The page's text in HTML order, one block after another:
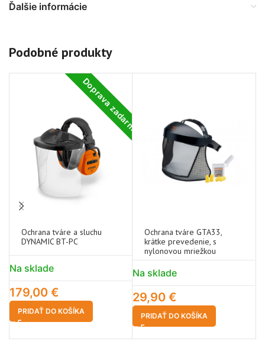
Ďalšie informácie
Podobné produkty
Doprava zadarmo
Ochrana tváre a sluchu
DYNAMIC BT-PC
Na sklade
179,00 €
PRIDAŤ DO KOŠÍKA
Ochrana tváre GTA33,
krátke prevedenie, s
nylonovou mriežkou
Na sklade
29,90 €
PRIDAŤ DO KOŠÍKA